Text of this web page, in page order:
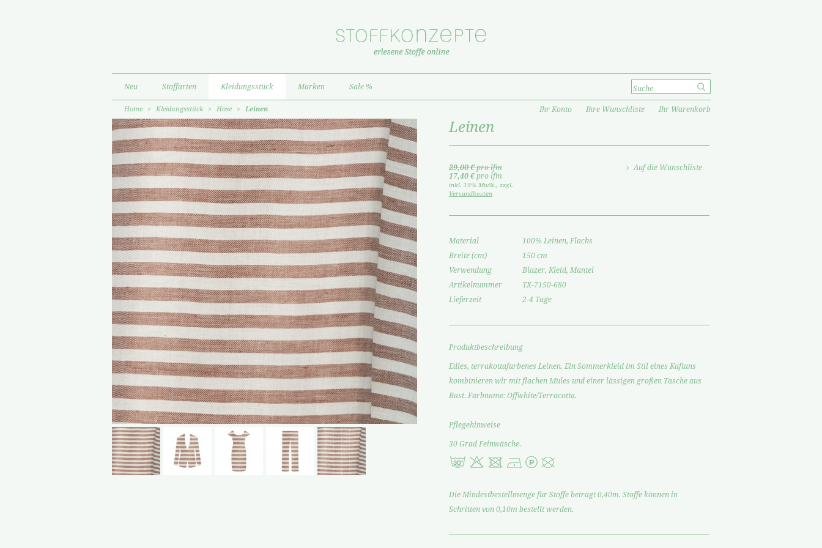
Neu Stoffarten Kleidungsstück Marken Sale %
Home > Kleidungsstück > Hose > Leinen Ihr Konto Ihre Wunschliste Ihr Warenkorb
Leinen
Auf die Wunschliste
29,00 €pro lfm
17,40 €pro lfm
inkl. 19% MwSt., zzgl.
Versandkosten
Material
100% Leinen, Flachs
Breite (cm)
150 cm
Verwendung
Blazer, Kleid, Mantel
Artikelnummer
TX-7150-680
Lieferzeit
2-4 Tage
Produktbeschreibung
Edles, terrakottafarbenes Leinen. Ein Sommerkleid im Stil eines Kaftans
kombinieren wir mit flachen Mules und einer lässigen großen Tasche aus
Bast. Farbname: Offwhite/Terracotta.
Pflegehinweise
30 Grad Feinwäsche.
Die Mindestbestellmenge für Stoffe beträgt 0,40m. Stoffe können in
Schritten von 0,10m bestellt werden.